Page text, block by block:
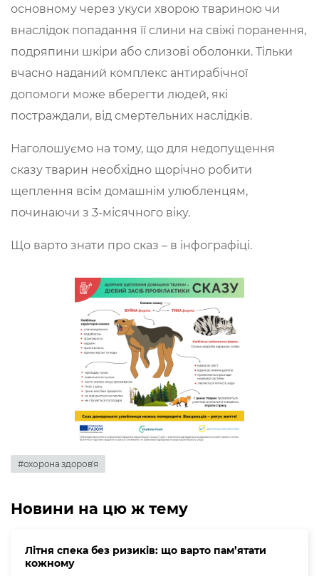
основному через укуси хворою твариною чи
внаслідок попадання її слини на свіжі поранення,
подряпини шкіри або слизові оболонки. Тільки
вчасно наданий комплекс антирабічної
допомоги може вберегти людей, які
постраждали, від смертельних наслідків.
Наголошуємо на тому, що для недопущення
сказу тварин необхідно щорічно робити
щеплення всім домашнім улюбленцям,
починаючи з 3-місячного віку.
Що варто знати про сказ – в інфографіці.
#охорона здоров'я
Новини на цю ж тему
Літня спека без ризиків: що варто пам’ятати
кожному